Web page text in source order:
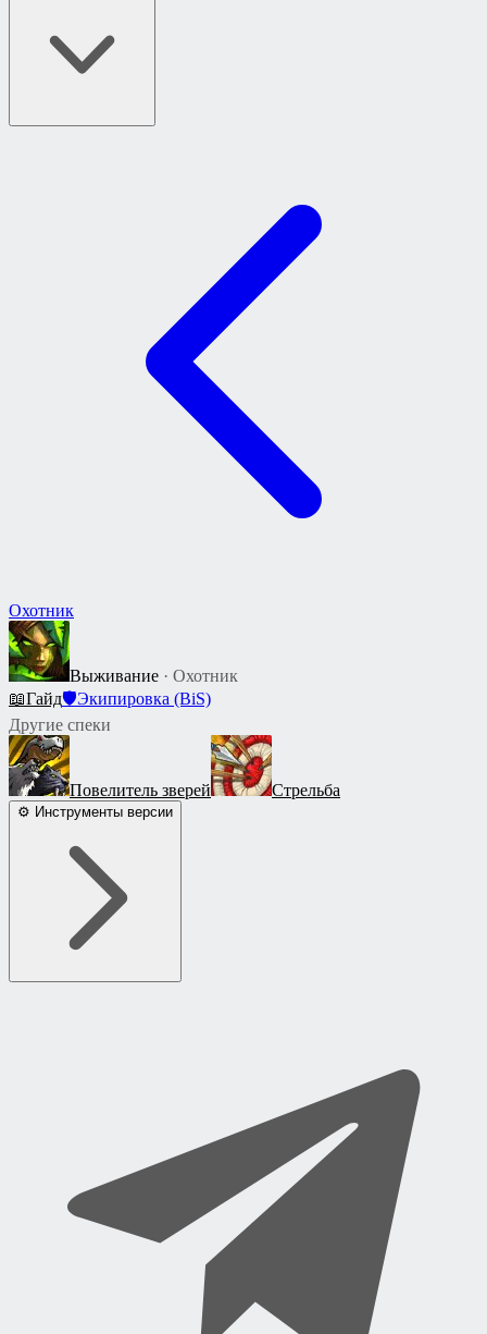
Охотник
Выживание · Охотник
📖Гайд🛡Экипировка (BiS)
Другие спеки
Повелитель зверей Стрельба
⚙ Инструменты версии